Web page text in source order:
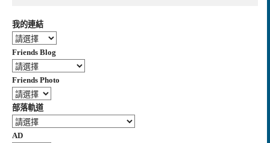
我的連結
Friends Blog
Friends Photo
部落軌道
AD